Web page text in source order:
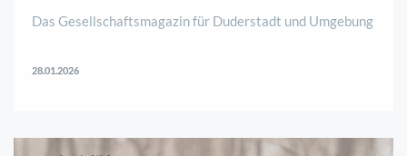
Das Gesellschaftsmagazin für Duderstadt und Umgebung
28.01.2026